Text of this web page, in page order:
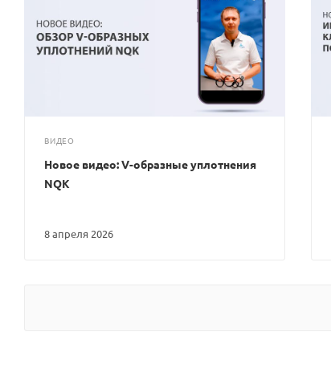
ВИДЕО
8 апреля 2026
Новое видео: V-образные уплотнения
NQK